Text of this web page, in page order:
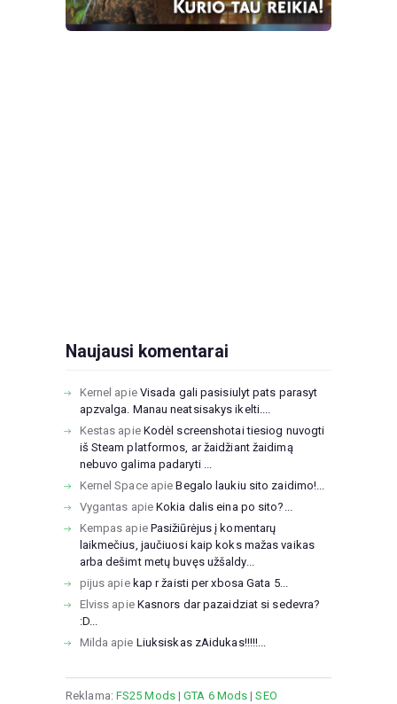
Naujausi komentarai
Kernel apie Visada gali pasisiulyt pats parasyt
apzvalga. Manau neatsisakys ikelti....
Kestas apie Kodėl screenshotai tiesiog nuvogti
iš Steam platformos, ar žaidžiant žaidimą
nebuvo galima padaryti ...
Kernel SpaceapieBegalo laukiu sito zaidimo!...
Vygantas apieKokia dalis eina po sito?...
Kempas apie Pasižiūrėjus į komentarų
laikmečius, jaučiuosi kaip koks mažas vaikas
arba dešimt metų buvęs užšaldy...
pijus apie kap r žaisti per xbosa Gata 5...
Elviss apie Kasnors dar pazaidziat si sedevra?
:D...
Milda apie Liuksiskas zAidukas!!!!!...
Reklama: FS25 Mods|GTA 6 Mods |SEO